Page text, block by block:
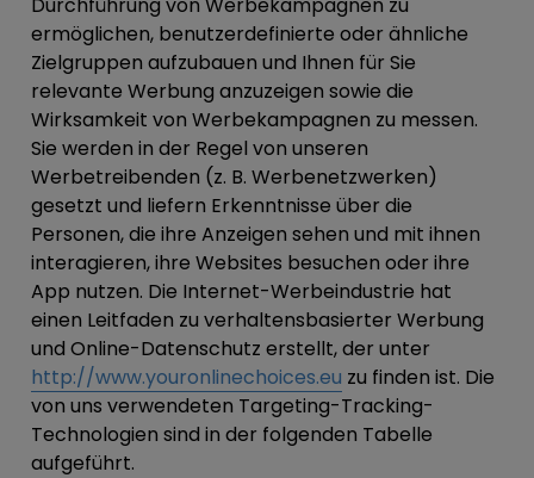
ermöglichen, benutzerdefinierte oder ähnliche
Zielgruppen aufzubauen und Ihnen für Sie
relevante Werbung anzuzeigen sowie die
Wirksamkeit von Werbekampagnen zu messen.
Sie werden in der Regel von unseren
Werbetreibenden (z. B. Werbenetzwerken)
gesetzt und liefern Erkenntnisse über die
Personen, die ihre Anzeigen sehen und mit ihnen
interagieren, ihre Websites besuchen oder ihre
App nutzen. Die Internet-Werbeindustrie hat
einen Leitfaden zu verhaltensbasierter Werbung
und Online-Datenschutz erstellt, der unter
http://www.youronlinechoices.eu zu finden ist. Die
von uns verwendeten Targeting-Tracking-
Technologien sind in der folgenden Tabelle
aufgeführt.